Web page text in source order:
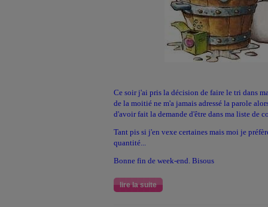
Ce soir j'ai pris la décision de faire le tri dans
de la moitié ne m'a jamais adressé la parole
d'avoir fait la demande d'être dans ma liste de
Tant pis si j'en vexe certaines mais moi je
quantité...
Bonne fin de week-end. Bisous
lire la suite